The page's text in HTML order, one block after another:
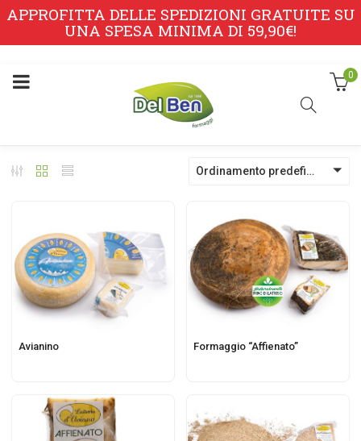
APPROFITTA DELLE SPEDIZIONI GRATUITE SU
UNA SPESA MINIMA DI 59,90€!
0
Ordinamento predefinito
Avianino Formaggio “Affienato”